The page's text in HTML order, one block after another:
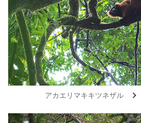
アカエリマキキツネザル